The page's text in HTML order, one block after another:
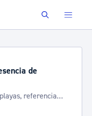
Buscar
de
referencia